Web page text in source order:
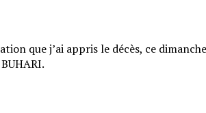
que j’ai appris le décès, ce